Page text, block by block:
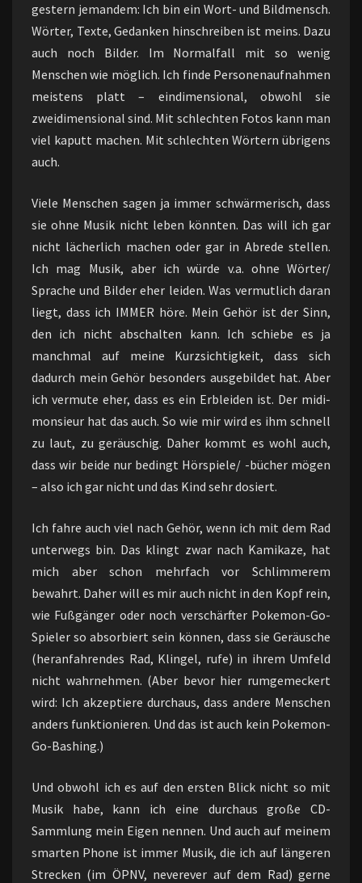
gestern jemandem: Ich bin ein Wort- und Bildmensch.
Wörter, Texte, Gedanken hinschreiben ist meins. Dazu
auch noch Bilder. Im Normalfall mit so wenig
Menschen wie möglich. Ich finde Personenaufnahmen
meistens platt – eindimensional, obwohl sie
zweidimensional sind. Mit schlechten Fotos kann man
viel kaputt machen. Mit schlechten Wörtern übrigens
auch.
Viele Menschen sagen ja immer schwärmerisch, dass
sie ohne Musik nicht leben könnten. Das will ich gar
nicht lächerlich machen oder gar in Abrede stellen.
Ich mag Musik, aber ich würde v.a. ohne Wörter/
Sprache und Bilder eher leiden. Was vermutlich daran
liegt, dass ich IMMER höre. Mein Gehör ist der Sinn,
den ich nicht abschalten kann. Ich schiebe es ja
manchmal auf meine Kurzsichtigkeit, dass sich
dadurch mein Gehör besonders ausgebildet hat. Aber
ich vermute eher, dass es ein Erbleiden ist. Der midi-
monsieur hat das auch. So wie mir wird es ihm schnell
zu laut, zu geräuschig. Daher kommt es wohl auch,
dass wir beide nur bedingt Hörspiele/ -bücher mögen
– also ich gar nicht und das Kind sehr dosiert.
Ich fahre auch viel nach Gehör, wenn ich mit dem Rad
unterwegs bin. Das klingt zwar nach Kamikaze, hat
mich aber schon mehrfach vor Schlimmerem
bewahrt. Daher will es mir auch nicht in den Kopf rein,
wie Fußgänger oder noch verschärfter Pokemon-Go-
Spieler so absorbiert sein können, dass sie Geräusche
(heranfahrendes Rad, Klingel, rufe) in ihrem Umfeld
nicht wahrnehmen. (Aber bevor hier rumgemeckert
wird: Ich akzeptiere durchaus, dass andere Menschen
anders funktionieren. Und das ist auch kein Pokemon-
Go-Bashing.)
Und obwohl ich es auf den ersten Blick nicht so mit
Musik habe, kann ich eine durchaus große CD-
Sammlung mein Eigen nennen. Und auch auf meinem
smarten Phone ist immer Musik, die ich auf längeren
Strecken (im ÖPNV, neverever auf dem Rad) gerne